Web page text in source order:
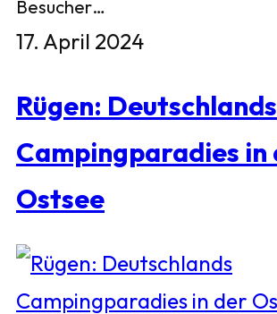
Besucher…
17. April 2024
Rügen: Deutschlands
Campingparadies in
Ostsee